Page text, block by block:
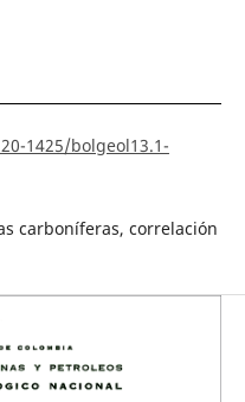
1425/bolgeol13.1-
carboníferas, correlación